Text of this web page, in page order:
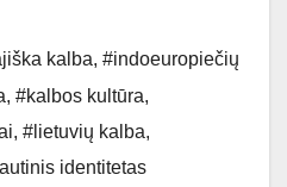
kalba, #indoeuropiečių
, #kalbos kultūra,
, #lietuvių kalba,
identitetas